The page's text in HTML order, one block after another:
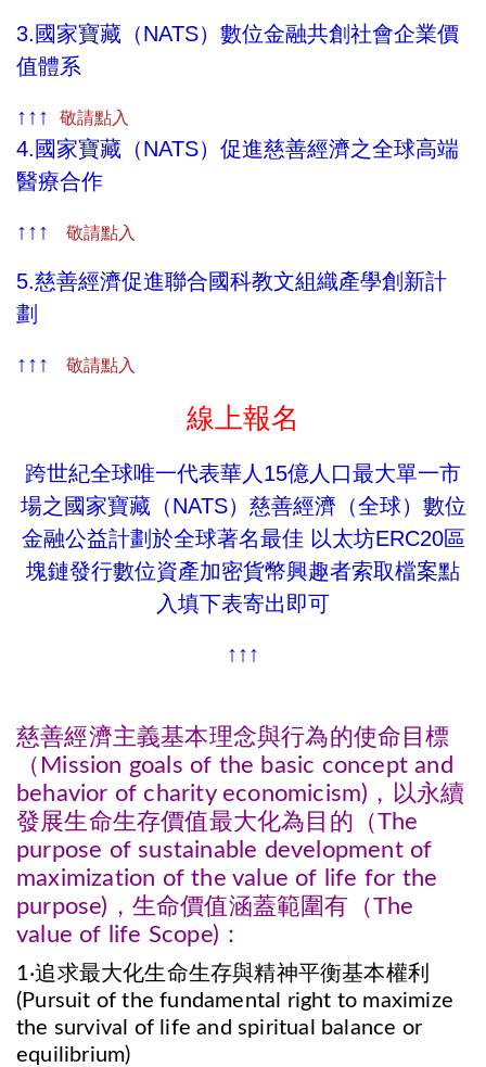
3.國家寶藏（NATS）數位金融共創社會企業價
值體系
↑↑↑ 敬請點入
4.國家寶藏（NATS）促進慈善經濟之全球高端
醫療合作
↑↑↑ 敬請點入
5.慈善經濟促進聯合國科教文組織產學創新計
劃
↑↑↑ 敬請點入
線上報名
跨世紀全球唯一代表華人15億人口最大單一市
場之國家寶藏（NATS） 慈善經濟（全球）數位
金融公益計劃於全球著名最佳 以太坊ERC20區
塊鏈發行數位資產加密貨幣興趣者索取檔案點
入填下表寄出即可
↑↑↑
慈善經濟主義基本理念與行為的使命 目標
（Mission goals of the basic concept and
behavior of charity economicism)，以永續
發展生命生存價值最大化為目的（The
purpose of sustainable development of
maximization of the value of life for the
purpose)，生命價值涵蓋範圍有 （The
value of life Scope)：
1‧追求最大化生命生存與精神平衡基本權利
(Pursuit of the fundamental right to maximize
the survival of life and spiritual balance or
equilibrium)